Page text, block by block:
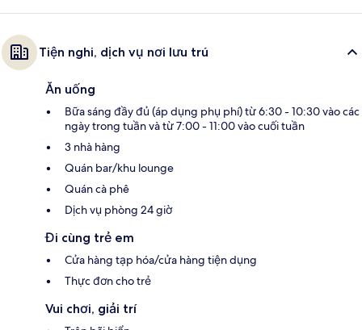
Tiện nghi, dịch vụ nơi lưu trú
Ăn uống
Bữa sáng đầy đủ (áp dụng phụ phí) từ 6:30 - 10:30 vào các
ngày trong tuần và từ 7:00 - 11:00 vào cuối tuần
3 nhà hàng
Quán bar/khu lounge
Quán cà phê
Dịch vụ phòng 24 giờ
Đi cùng trẻ em
Cửa hàng tạp hóa/cửa hàng tiện dụng
Thực đơn cho trẻ
Vui chơi, giải trí